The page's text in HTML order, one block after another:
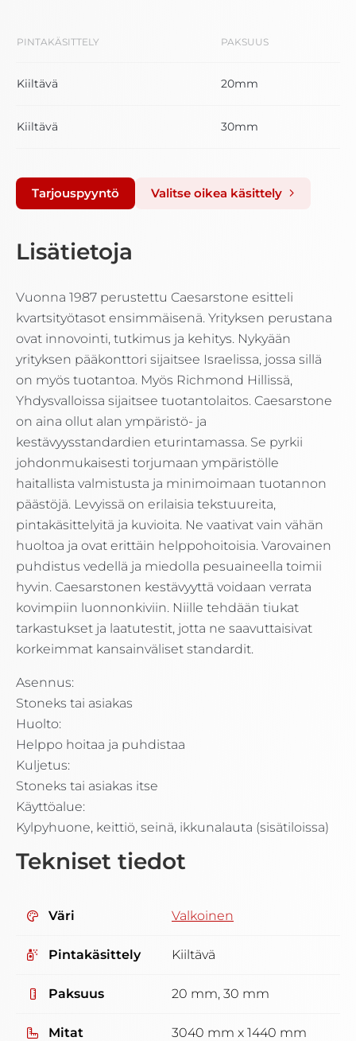
PINTAKÄSITTELY PAKSUUS
Kiiltävä 20mm
Kiiltävä 30mm
Tarjouspyyntö Valitse oikea käsittely
Lisätietoja
Vuonna 1987 perustettu Caesarstone esitteli
kvartsityötasot ensimmäisenä. Yrityksen perustana
ovat innovointi, tutkimus ja kehitys. Nykyään
yrityksen pääkonttori sijaitsee Israelissa, jossa sillä
on myös tuotantoa. Myös Richmond Hillissä,
Yhdysvalloissa sijaitsee tuotantolaitos. Caesarstone
on aina ollut alan ympäristö- ja
kestävyysstandardien eturintamassa. Se pyrkii
johdonmukaisesti torjumaan ympäristölle
haitallista valmistusta ja minimoimaan tuotannon
päästöjä. Levyissä on erilaisia tekstuureita,
pintakäsittelyitä ja kuvioita. Ne vaativat vain vähän
huoltoa ja ovat erittäin helppohoitoisia. Varovainen
puhdistus vedellä ja miedolla pesuaineella toimii
hyvin. Caesarstonen kestävyyttä voidaan verrata
kovimpiin luonnonkiviin. Niille tehdään tiukat
tarkastukset ja laatutestit, jotta ne saavuttaisivat
korkeimmat kansainväliset standardit.
Asennus:
Stoneks tai asiakas
Huolto:
Helppo hoitaa ja puhdistaa
Kuljetus:
Stoneks tai asiakas itse
Käyttöalue:
Kylpyhuone, keittiö, seinä, ikkunalauta (sisätiloissa)
Tekniset tiedot
Väri Valkoinen
Pintakäsittely Kiiltävä
Paksuus 20 mm, 30 mm
Mitat 3040 mm x 1440 mm